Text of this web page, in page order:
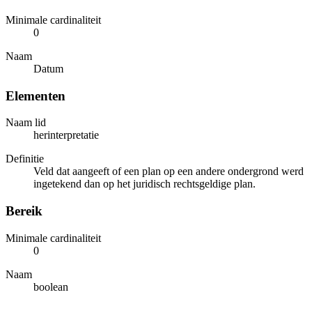
Minimale cardinaliteit
0
Naam
Datum
Elementen
Naam lid
herinterpretatie
Definitie
Veld dat aangeeft of een plan op een andere ondergrond werd
ingetekend dan op het juridisch rechtsgeldige plan.
Bereik
Minimale cardinaliteit
0
Naam
boolean